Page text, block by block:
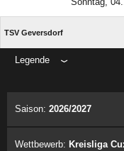
TSV Geversdorf
Legende
Saison: 2026/2027
Wettbewerb: Kreisliga